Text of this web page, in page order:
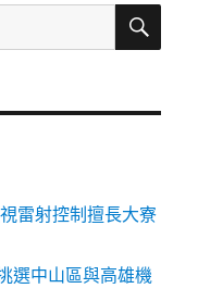
搜
雷射控制擅長大寮
選中山區與高雄機